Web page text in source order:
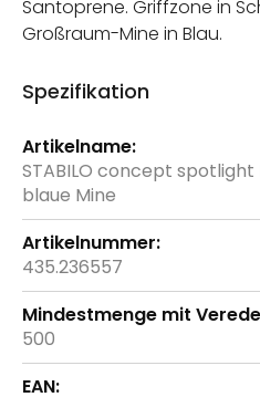
Santoprene. Griffzone in
Großraum-Mine in Blau.
Spezifikation
Weitere
Informationen
STABILO concept
blaue Mine
435.236557
500